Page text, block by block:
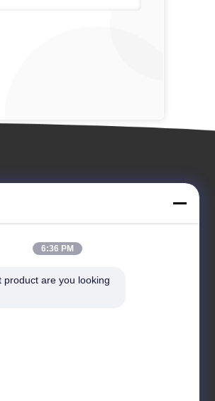
Запрос Цитата
6:36 PM
product are you looking